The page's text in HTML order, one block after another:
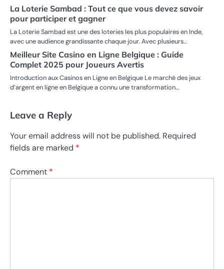
La Loterie Sambad : Tout ce que vous devez savoir
pour participer et gagner
La Loterie Sambad est une des loteries les plus populaires en Inde,
avec une audience grandissante chaque jour. Avec plusieurs…
Meilleur Site Casino en Ligne Belgique : Guide
Complet 2025 pour Joueurs Avertis
Introduction aux Casinos en Ligne en Belgique Le marché des jeux
d’argent en ligne en Belgique a connu une transformation…
Leave a Reply
Your email address will not be published. Required
fields are marked *
Comment *